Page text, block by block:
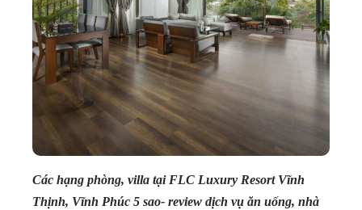
Các hạng phòng, villa tại FLC Luxury Resort Vĩnh
Thịnh, Vĩnh Phúc 5 sao- review dịch vụ ăn uống, nhà